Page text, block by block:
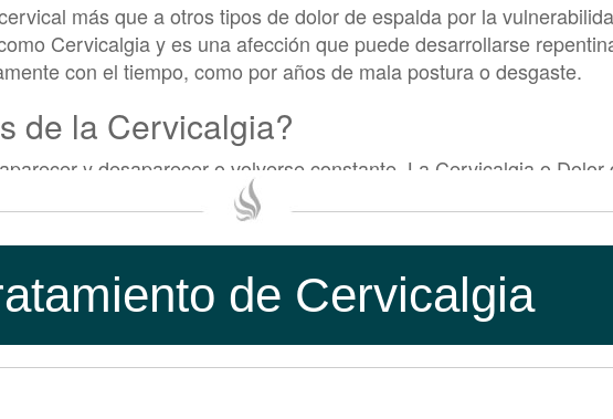
más que a otros tipos de dolor de espalda por la
Cervicalgia y es una afección que puede desarrollarse
con el tiempo, como por años de mala postura o desgaste.
de la Cervicalgia?
y desaparecer o volverse constante. La Cervicalgia o
brazos o dedos ; o irradia hacia arriba en la cabeza
de Cervicalgia